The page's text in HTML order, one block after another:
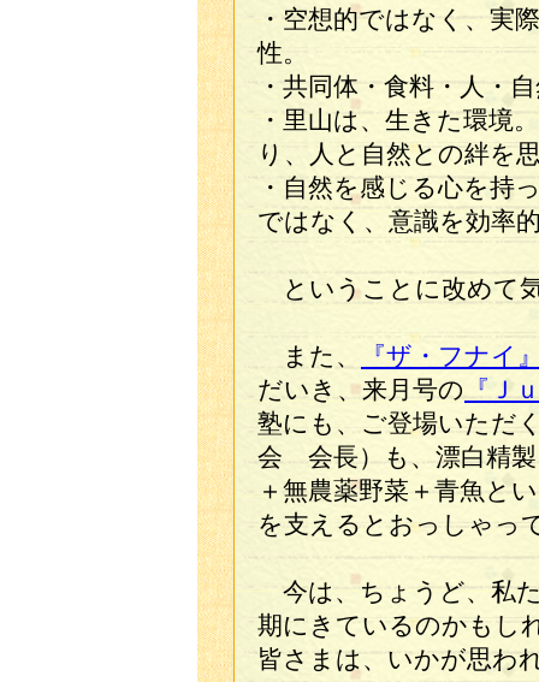
・空想的ではなく、実
性。
・共同体・食料・人・
・里山は、生きた環境
り、人と自然との絆を
・自然を感じる心を持
ではなく、意識を効率
ということに改めて
また、
『ザ・フナイ
だいき、来月号の 『Ｊ
塾にも、ご登場いただ
会 会長）も、漂白精
＋無農薬野菜＋青魚と
を支えるとおっしゃっ
今は、ちょうど、私
期にきているのかもし
皆さまは、いかが思わ